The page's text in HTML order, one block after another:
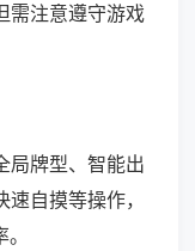
需注意遵守游戏
局牌型、智能出
自摸等操作，